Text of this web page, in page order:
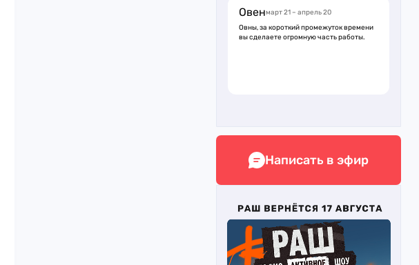
Овенмарт 21 – апрель 20
Овны, за короткий промежуток времени
вы сделаете огромную часть работы.
Написать в эфир